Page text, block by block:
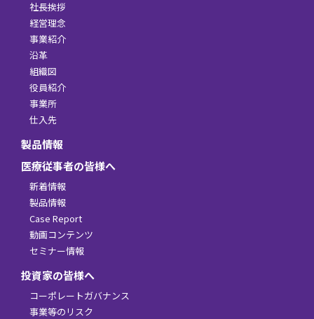
社長挨拶
経営理念
事業紹介
沿革
組織図
役員紹介
事業所
仕入先
製品情報
医療従事者の皆様へ
新着情報
製品情報
Case Report
動画コンテンツ
セミナー情報
投資家の皆様へ
コーポレートガバナンス
事業等のリスク